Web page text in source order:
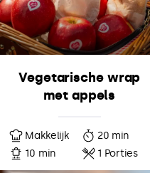
Vegetarische wrap
met appels
Makkelijk
20 min
10 min
1 Porties